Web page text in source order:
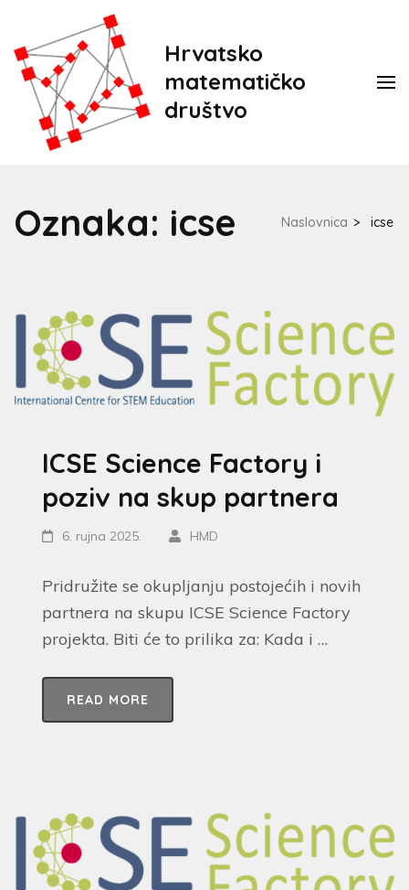
Hrvatsko
matematičko
društvo
Oznaka: icse Naslovnica > icse
ICSE Science Factory i
poziv na skup partnera
6. rujna 2025. HMD
Pridružite se okupljanju postojećih i novih
partnera na skupu ICSE Science Factory
projekta. Biti će to prilika za: Kada i …
READ MORE